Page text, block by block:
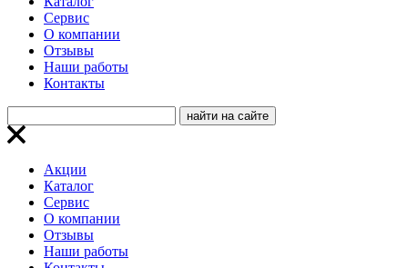
Сервис
О компании
Отзывы
Наши работы
Контакты
Акции
Каталог
Сервис
О компании
Отзывы
Наши работы